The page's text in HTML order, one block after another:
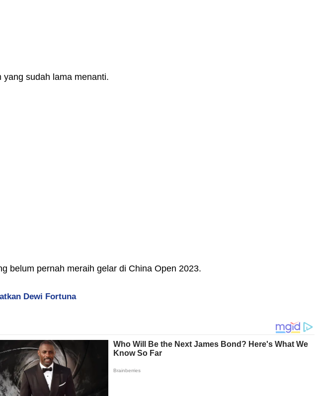
sudah lama menanti.
belum pernah meraih gelar di China Open 2023.
Dewi Fortuna